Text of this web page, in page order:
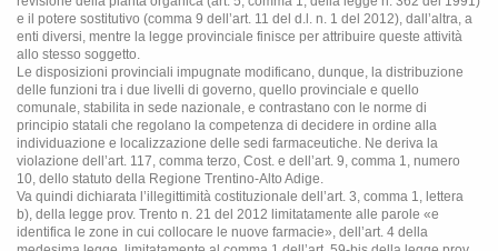
e il potere sostitutivo (comma 9 dell’art. 11 del d.l. n. 1 del 2012), dall’altra, a
enti diversi, mentre la legge provinciale finisce per attribuire queste attività
allo stesso soggetto.
Le disposizioni provinciali impugnate modificano, dunque, la distribuzione
delle funzioni tra i due livelli di governo, quello provinciale e quello
comunale, stabilita in sede nazionale, e contrastano con le norme di
principio statali che regolano la competenza di decidere in ordine alla
individuazione e localizzazione delle sedi farmaceutiche. Ne deriva la
violazione dell’art. 117, comma terzo, Cost. e dell’art. 9, comma 1, numero
10, dello statuto della Regione Trentino-Alto Adige.
Va quindi dichiarata l’illegittimità costituzionale dell’art. 3, comma 1, lettera
b), della legge prov. Trento n. 21 del 2012 limitatamente alle parole «e
identifica le zone in cui collocare le nuove farmacie», dell’art. 4 della